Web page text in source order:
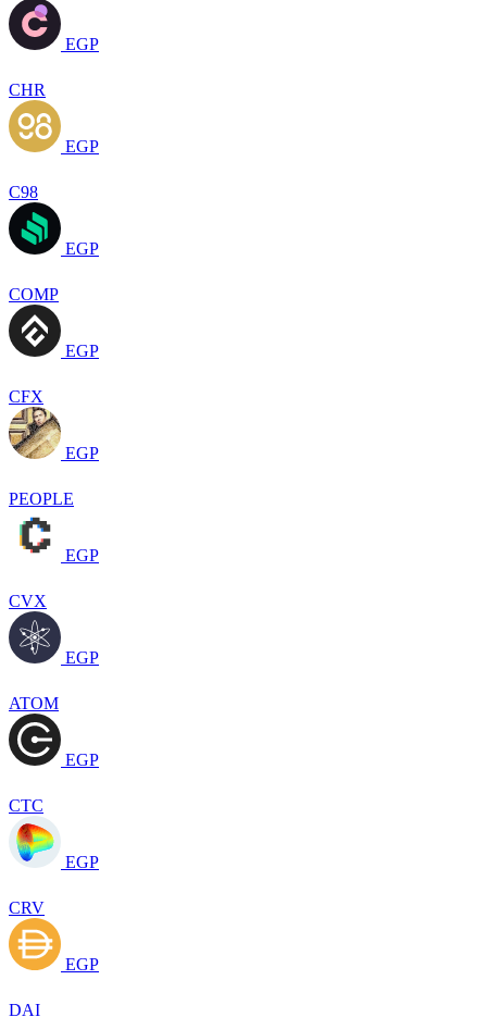
EGP
CHR
EGP
C98
EGP
COMP
EGP
CFX
EGP
PEOPLE
EGP
CVX
EGP
ATOM
EGP
CTC
EGP
CRV
EGP
DAI